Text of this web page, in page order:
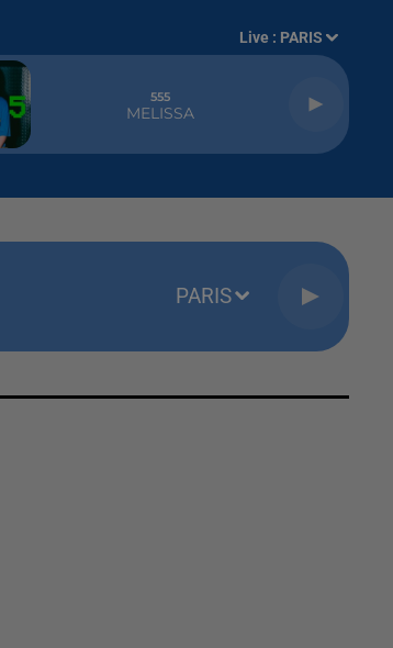
Live : PARIS
555
MELISSA
PARIS